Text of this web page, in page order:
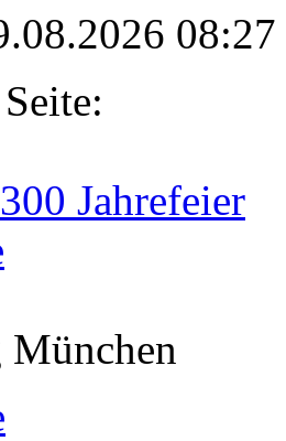
Jahrefeier
München